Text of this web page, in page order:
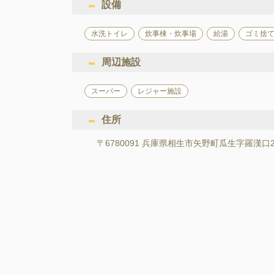
設備
水洗トイレ 炊事棟・炊事場 給湯 ゴミ捨
周辺施設
スーパー レジャー施設
住所
〒6780091 兵庫県相生市矢野町瓜生字羅漢口